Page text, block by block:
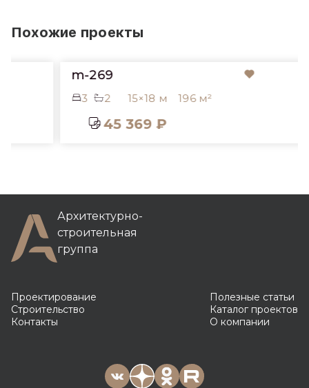
Похожие проекты
m-269
2 15×18 м 196 м²
45 369 ₽
Архитектурно-
строительная
группа
Проектирование
Строительство
Контакты
Полезные статьи
Каталог проектов
О компании